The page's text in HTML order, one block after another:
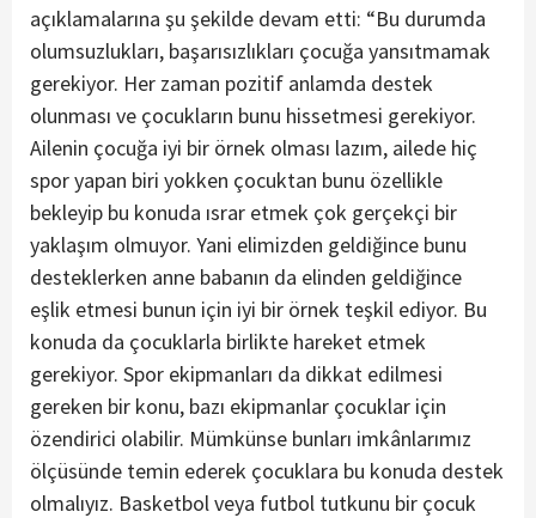
açıklamalarına şu şekilde devam etti: “Bu durumda
olumsuzlukları, başarısızlıkları çocuğa yansıtmamak
gerekiyor. Her zaman pozitif anlamda destek
olunması ve çocukların bunu hissetmesi gerekiyor.
Ailenin çocuğa iyi bir örnek olması lazım, ailede hiç
spor yapan biri yokken çocuktan bunu özellikle
bekleyip bu konuda ısrar etmek çok gerçekçi bir
yaklaşım olmuyor. Yani elimizden geldiğince bunu
desteklerken anne babanın da elinden geldiğince
eşlik etmesi bunun için iyi bir örnek teşkil ediyor. Bu
konuda da çocuklarla birlikte hareket etmek
gerekiyor. Spor ekipmanları da dikkat edilmesi
gereken bir konu, bazı ekipmanlar çocuklar için
özendirici olabilir. Mümkünse bunları imkânlarımız
ölçüsünde temin ederek çocuklara bu konuda destek
olmalıyız. Basketbol veya futbol tutkunu bir çocuk